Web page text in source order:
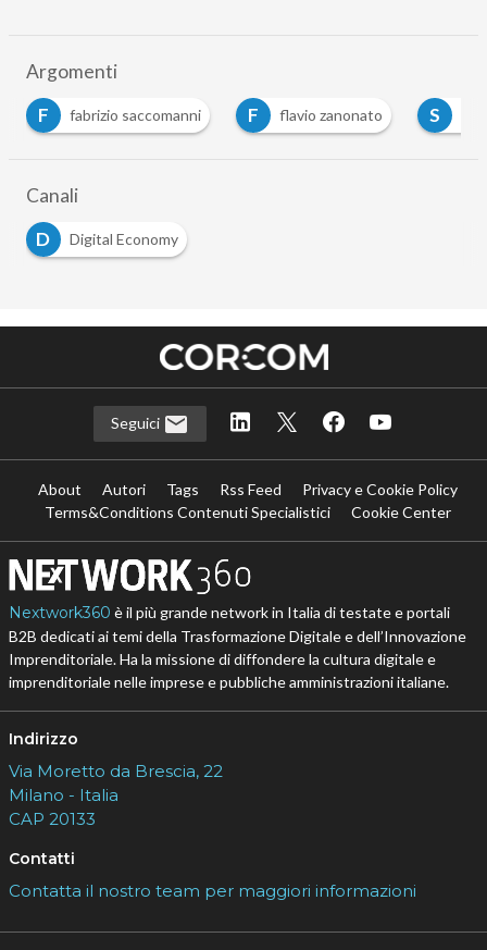
Argomenti
F
fabrizio saccomanni F flavio zanonato S
Canali
D
Digital Economy
Seguici
About Autori Tags Rss Feed
Privacy e Cookie Policy
Terms&Conditions Contenuti Specialistici
Cookie Center
Nextwork360 è il più grande network in Italia di testate e portali
B2B dedicati ai temi della Trasformazione Digitale e dell’Innovazione
Imprenditoriale. Ha la missione di diffondere la cultura digitale e
imprenditoriale nelle imprese e pubbliche amministrazioni italiane.
Indirizzo
Via Moretto da Brescia, 22
Milano - Italia
CAP 20133
Contatti
Contatta il nostro team per maggiori informazioni